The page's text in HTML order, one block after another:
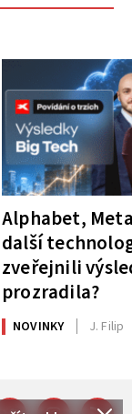
Alphabet,
další
zveřejnili
prozradila?
NOVINKY J. Filip